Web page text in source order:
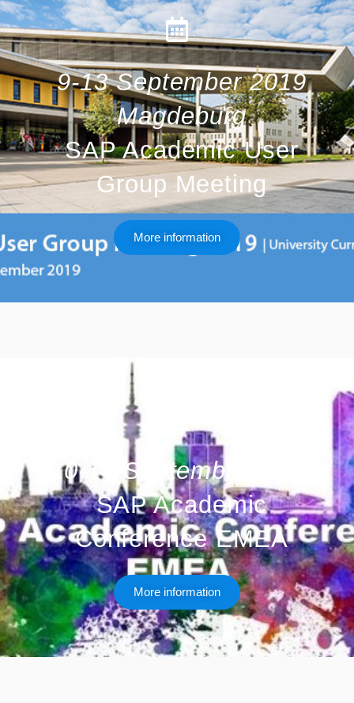
9-13 September 2019
Magdeburg
SAP Academic User
Group Meeting
More information
10-14 September 2018
SAP Academic
Conference EMEA
More information